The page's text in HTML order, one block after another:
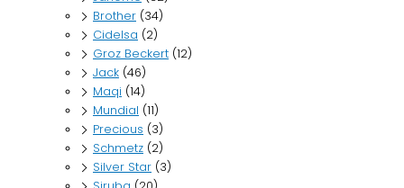
Brother (34)
Cidelsa (2)
Groz Beckert (12)
Jack (46)
Maqi (14)
Mundial (11)
Precious (3)
Schmetz (2)
Silver Star (3)